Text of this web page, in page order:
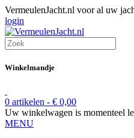
VermeulenJacht.nl voor al uw
login
Winkelmandje
0 artikelen - € 0,00
Uw winkelwagen is momenteel
MENU